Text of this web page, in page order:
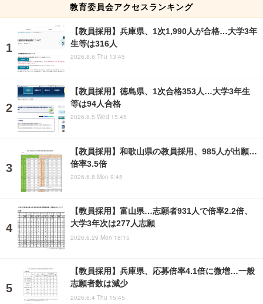
教育委員会アクセスランキング
【教員採用】兵庫県、1次1,990人が合格…大学3年
生等は316人
2026.8.6 Thu 13:45
【教員採用】徳島県、1次合格353人…大学3年生
等は94人合格
2026.8.5 Wed 15:45
【教員採用】和歌山県の教員採用、985人が出願…
倍率3.5倍
2026.6.8 Mon 9:45
【教員採用】富山県…志願者931人で倍率2.2倍、
大学3年次は277人志願
2026.6.29 Mon 18:15
【教員採用】兵庫県、応募倍率4.1倍に微増…一般
志願者数は減少
2026.6.4 Thu 15:45